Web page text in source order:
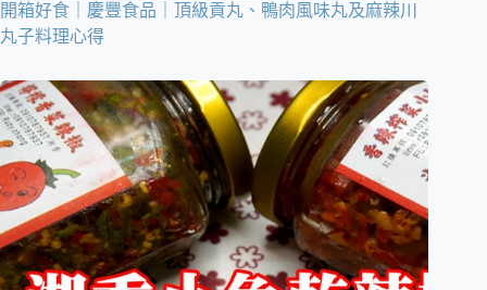
開箱好食｜慶豐食品｜頂級貢丸、鴨肉風味丸及麻辣川
丸子料理心得